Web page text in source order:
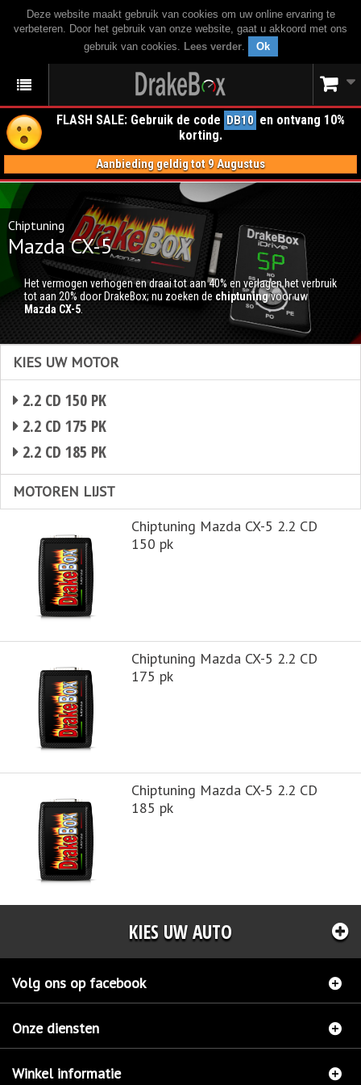
Deze website maakt gebruik van cookies om uw online ervaring te
verbeteren. Door het gebruik van onze website, gaat u akkoord met ons
gebruik van cookies. Lees verder. Ok
FLASH SALE: Gebruik de code DB10 en ontvang 10%
korting.
Aanbieding geldig tot 9 Augustus
Chiptuning
Mazda CX-5
Het vermogen verhogen en draai tot aan 40% en verlagen het verbruik
tot aan 20% door DrakeBox; nu zoeken de chiptuningvoor uw
Mazda CX-5
KIES UW MOTOR
2.2 CD 150 PK
2.2 CD 175 PK
2.2 CD 185 PK
MOTOREN LIJST
Chiptuning Mazda CX-5 2.2 CD
150 pk
Chiptuning Mazda CX-5 2.2 CD
175 pk
Chiptuning Mazda CX-5 2.2 CD
185 pk
KIES UW AUTO
Volg ons op facebook
Onze diensten
Winkel informatie